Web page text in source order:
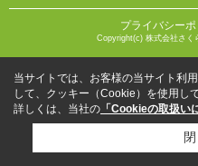
プライバシー
Copyright(c) 株式会社さく
当サイトでは、お客様の当サイト利
して、クッキー（Cookie）を使用し
詳しくは、当社の 「Cookieの取扱い